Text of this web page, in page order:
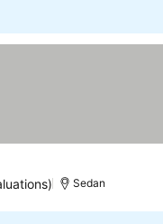
Sedan